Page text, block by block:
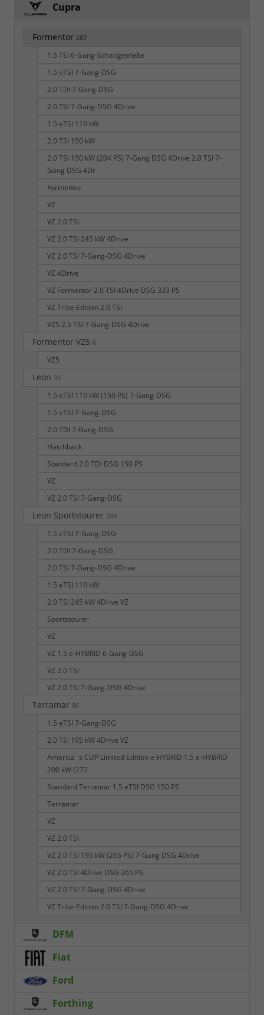
Cupra
Formentor 287
1.5 TSI 6-Gang-Schaltgetriebe
1.5 eTSI 7-Gang-DSG
2.0 TDI 7-Gang-DSG
2.0 TSI 7-Gang-DSG 4Drive
1.5 eTSI 110 kW
2.0 TSI 150 kW
2.0 TSI 150 kW (204 PS) 7-Gang DSG 4Drive 2.0 TSI 7-
Gang DSG 4Dr
Formentor
VZ
VZ 2.0 TSI
VZ 2.0 TSI 245 kW 4Drive
VZ 2.0 TSI 7-Gang-DSG 4Drive
VZ 4Drive
VZ Formentor 2.0 TSI 4Drive DSG 333 PS
VZ Tribe Edition 2.0 TSI
VZ5 2.5 TSI 7-Gang-DSG 4Drive
Formentor VZ5 6
VZ5
Leon 35
1.5 eTSI 110 kW (150 PS) 7-Gang-DSG
1.5 eTSI 7-Gang-DSG
2.0 TDI 7-Gang-DSG
Hatchback
Standard 2.0 TDI DSG 150 PS
VZ
VZ 2.0 TSI 7-Gang-DSG
Leon Sportstourer 209
1.5 eTSI 7-Gang-DSG
2.0 TDI 7-Gang-DSG
2.0 TSI 7-Gang-DSG 4Drive
1.5 eTSI 110 kW
2.0 TSI 245 kW 4Drive VZ
Sportstourer
VZ
VZ 1.5 e-HYBRID 6-Gang-DSG
VZ 2.0 TSI
VZ 2.0 TSI 7-Gang-DSG 4Drive
Terramar 86
1.5 eTSI 7-Gang-DSG
2.0 TSI 195 kW 4Drive VZ
America`s CUP Limited Edition e-HYBRID 1.5 e-HYBRID
200 kW (272
Standard Terramar 1.5 eTSI DSG 150 PS
Terramar
VZ
VZ 2.0 TSI
VZ 2.0 TSI 195 kW (265 PS) 7-Gang DSG 4Drive
VZ 2.0 TSI 4Drive DSG 265 PS
VZ 2.0 TSI 7-Gang-DSG 4Drive
VZ Tribe Edition 2.0 TSI 7-Gang-DSG 4Drive
DFM
Fiat
Ford
Forthing